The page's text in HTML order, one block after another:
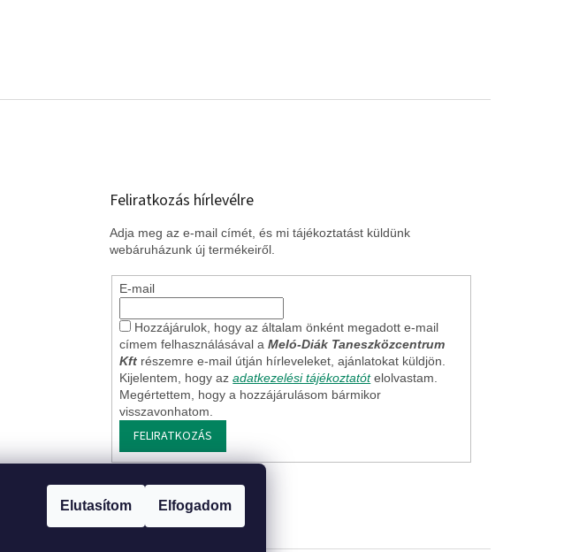
Elutasítom Elfogadom
Feliratkozás hírlevélre
Adja meg az e-mail címét, és mi tájékoztatást küldünk
webáruházunk új termékeiről.
E-mail
Hozzájárulok, hogy az általam önként megadott e-mail
címem felhasználásával aMeló-Diák Taneszközcentrum
Kft részemre e-mail útján hírleveleket, ajánlatokat küldjön.
Kijelentem, hogy azadatkezelési tájékoztatót elolvastam.
Megértettem, hogy a hozzájárulásom bármikor
visszavonhatom.
FELIRATKOZÁS
* Üzleti feltételek ÁSZF * Jogi nyilatkozat